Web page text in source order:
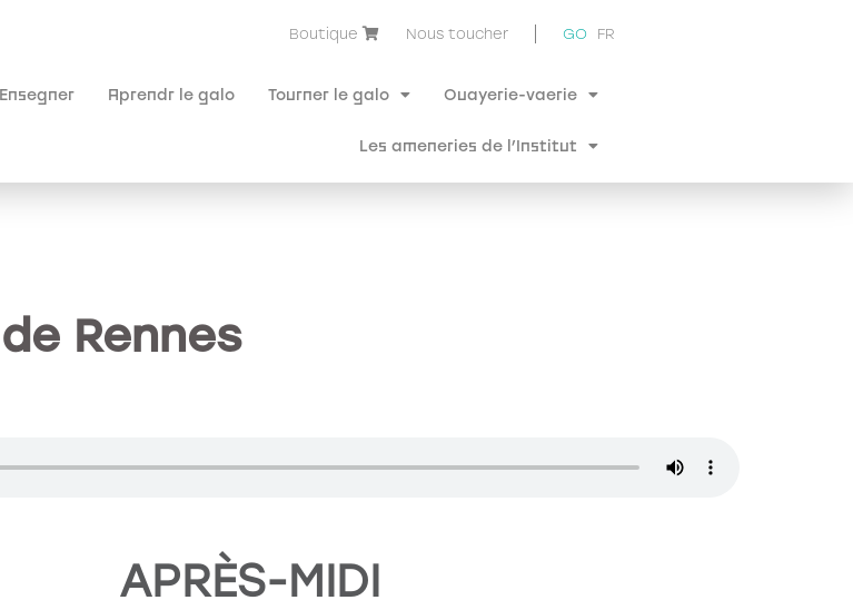
Boutique Nous toucher GO FR
Ensegner Aprendr le galo Tourner le galo Ouayerie-vaerie
Les ameneries de l’Institut
Rennes
APRÈS-MIDI